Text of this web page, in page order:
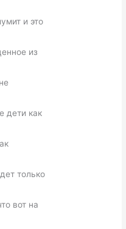
и это
из
дети как
только
вот на